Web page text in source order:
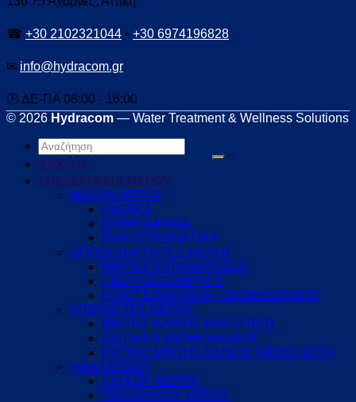
☎ +30 2102321044 • +30 6974196828
✉ info@hydracom.gr
🕒 ΔΕ-ΠΑ 08:00 - 16:00
© 2026 Hydracom — Water Treatment & Wellness Solutions
Αναζήτηση
για:
ΑΡΧΙΚΗ
ΕΠΕΞΕΡΓΑΣΙΑ ΝΕΡΟΥ
ΦΙΛΤΡΑ ΝΕΡΟΥ
ΟΙΚΙΑΚΑ
ΒΙΟΜΗΧΑΝΙΚΑ
ΠΟΛΥΣΤΡΩΜΑΤΙΚΑ
ΑΠΟΣΚΛΗΡΥΝΤΕΣ ΝΕΡΟΥ
ΜΙΚΡΕΣ ΚΑΤΑΝΑΛΩΣΕΙΣ
ΟΙΚΙΑΚΟΙ COMPACT
ΕΠΑΓΓΕΛΜΑΤΙΚΟΙ – ΒΙΟΜΗΧΑΝΙΚΟΙ
ΑΠΙΟΝΙΣΤΕΣ ΝΕΡΟΥ
ΜΙΚΤΗΣ ΚΛΙΝΗΣ MIXED BED
ΔΙΣΤΗΛΟΙ ΒΙΟΜΗΧΑΝΙΚΟΙ
ΡΗΤΙΝΗ ΜΙΚΤΗΣ ΚΛΙΝΗΣ (MIXED BED)
ΑΦΑΛΑΤΩΣΗ
ΓΛΥΚΟΥ ΝΕΡΟΥ
ΥΦΑΛΜΥΡΟΥ ΝΕΡΟΥ